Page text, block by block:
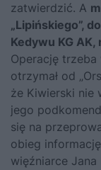
zatwierdzić. A
„Lipińskiego”,
Kedywu KG
Operację trzeba
otrzymał od
że Kiwierski nie
jego
się na
obieg
więźniarce